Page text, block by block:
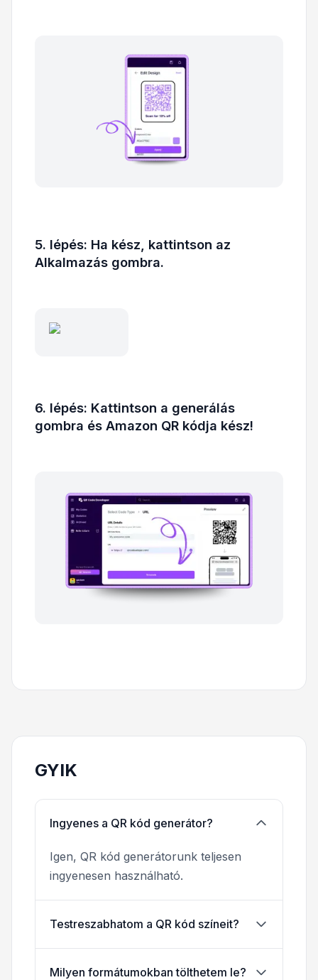
5. lépés: Ha kész, kattintson az
Alkalmazás gombra.
6. lépés: Kattintson a generálás
gombra és Amazon QR kódja kész!
GYIK
Ingyenes a QR kód generátor?
Igen, QR kód generátorunk teljesen
ingyenesen használható.
Testreszabhatom a QR kód színeit?
Milyen formátumokban tölthetem le?